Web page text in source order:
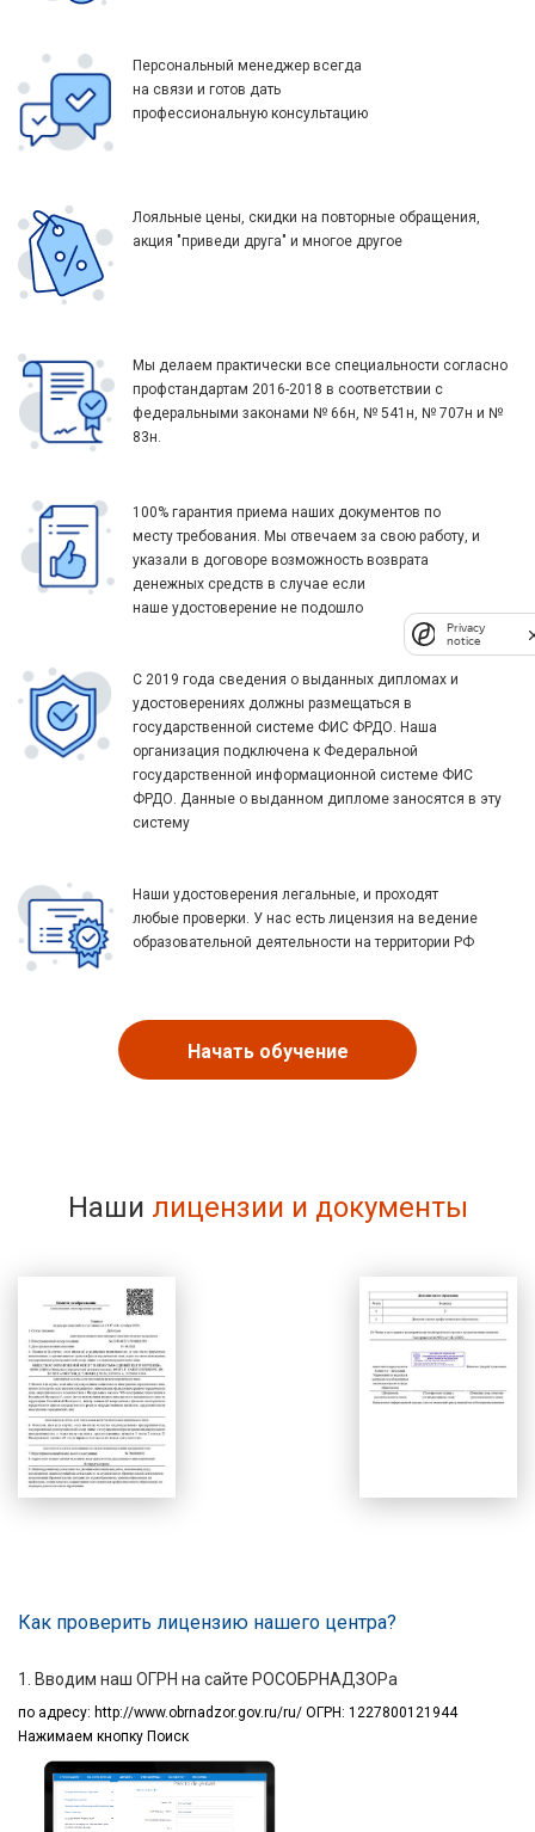
Персональный менеджер всегда
на связи и готов дать
профессиональную консультацию
Лояльные цены, скидки на повторные обращения,
акция "приведи друга" и многое другое
Мы делаем практически все специальности согласно
профстандартам 2016-2018 в соответствии с
федеральными законами № 66н, № 541н, № 707н и №
83н.
100% гарантия приема наших документов по
месту требования. Мы отвечаем за свою работу, и
указали в договоре возможность возврата
денежных средств в случае если
наше удостоверение не подошло
С 2019 года сведения о выданных дипломах и
удостоверениях должны размещаться в
государственной системе ФИС ФРДО. Наша
организация подключена к Федеральной
государственной информационной системе ФИС
ФРДО. Данные о выданном дипломе заносятся в эту
систему
Наши удостоверения легальные, и проходят
любые проверки. У нас есть лицензия на ведение
образовательной деятельности на территории РФ
Начать обучение
Наши лицензии и документы
Как проверить лицензию нашего центра?
1. Вводим наш ОГРН на сайте РОСОБРНАДЗОРа
по адресу: http://www.obrnadzor.gov.ru/ru/ ОГРН: 1227800121944
Нажимаем кнопку Поиск
Privacy
notice